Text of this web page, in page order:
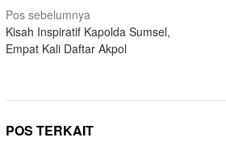
Navigasi
pos
Pos sebelumnya
Kisah Inspiratif Kapolda Sumsel,
Empat Kali Daftar Akpol
POS TERKAIT